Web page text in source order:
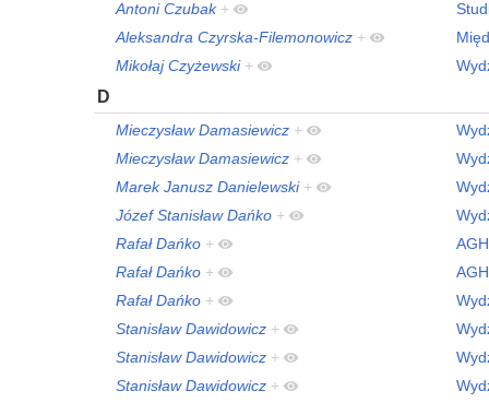
Antoni Czubak +
Aleksandra Czyrska-Filemonowicz +
Mikołaj Czyżewski +
D
Mieczysław Damasiewicz +
Mieczysław Damasiewicz +
Marek Janusz Danielewski +
Józef Stanisław Dańko +
Rafał Dańko +
AGH
Rafał Dańko +
AGH
Rafał Dańko +
Stanisław Dawidowicz +
Stanisław Dawidowicz +
Stanisław Dawidowicz +